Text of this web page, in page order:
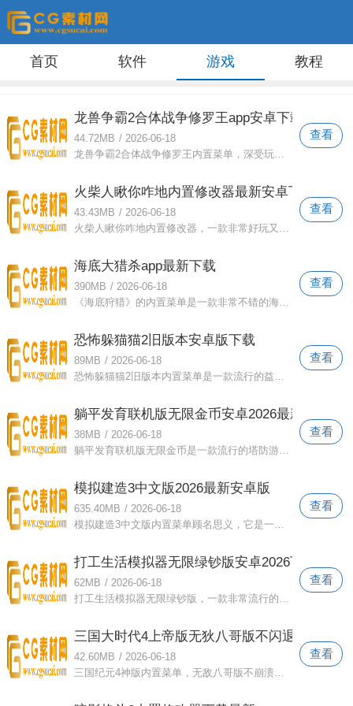
首页 软件 游戏 教程
龙兽争霸2合体战争修罗王app安卓下载
44.72MB / 2026-06-18
查看
火柴人瞅你咋地内置修改器最新安卓下载
43.43MB / 2026-06-18
查看
海底大猎杀app最新下载
390MB / 2026-06-18
查看
恐怖躲猫猫2旧版本安卓版下载
89MB / 2026-06-18
恐怖躲猫猫2旧版本内置菜单是一款流行的益智冒险游戏。它集成了多种游戏模式，玩家可以选择以不同的身份开始游戏。游戏中可以解锁和使用多
查看
躺平发育联机版无限金币安卓2026最新版
38MB / 2026-06-18
躺平发育联机版无限金币是一款流行的塔防游戏。游戏有多种模式和关卡供你自由选择挑战！只有不断升级武器和道具，才能抵御更凶猛鬼魂的入侵
查看
模拟建造3中文版2026最新安卓版
635.40MB / 2026-06-18
模拟建造3中文版内置菜单顾名思义，它是一款非常流行的建造模拟游戏。第一个视角展示了各种建造乐趣。玩家可以解锁各种施工车辆来加快施工
查看
打工生活模拟器无限绿钞版安卓2026下载
62MB / 2026-06-18
打工生活模拟器无限绿钞版，一款非常流行的模拟经营游戏。可以解锁各种工作任务。努力完成每一个挑战并赚取自己的薪水。感受平凡的工作生活
查看
三国大时代4上帝版无狄八哥版不闪退安卓app
42.60MB / 2026-06-18
三国纪元4神版内置菜单，无敌八哥版不崩溃。这是一款聚集了无数玩家激情的三国游戏。精美的画面、高清的画质、刺激的战斗系统给玩家带来无
查看